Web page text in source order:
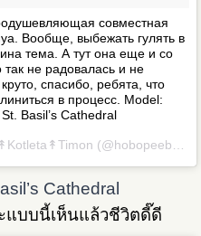
совместная
Вообще, выбежать гулять в
тема. А тут она еще и со
не радовалась и не
спасибо, ребята, что
в процесс. Model:
Basil’s Cathedral
(@hobopeeba) เมื่อ
Cathedral
แบบนี้เห็นแล้วชีวิตดี๊ดี